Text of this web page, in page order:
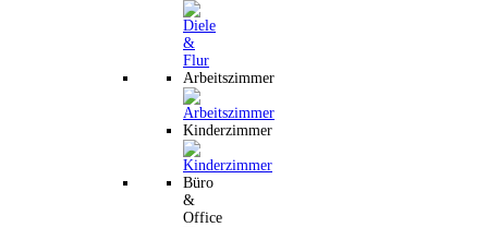
Arbeitszimmer
Kinderzimmer
Büro
&
Office